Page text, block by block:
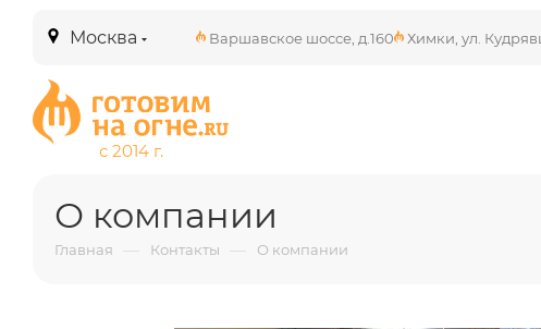
Москва Варшавское шоссе, д.160 Химки, ул.
О компании
Главная — Контакты — О компании